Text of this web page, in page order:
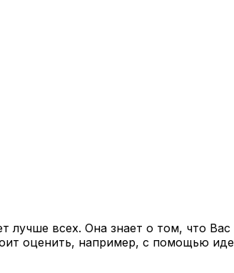
всех. Она знает о том, что
оценить, например, с помощью